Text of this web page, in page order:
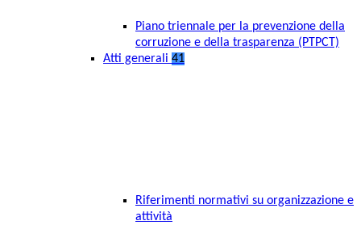
Piano triennale per la prevenzione della
corruzione e della trasparenza (PTPCT)
Atti generali 41
Riferimenti normativi su organizzazione e
attività